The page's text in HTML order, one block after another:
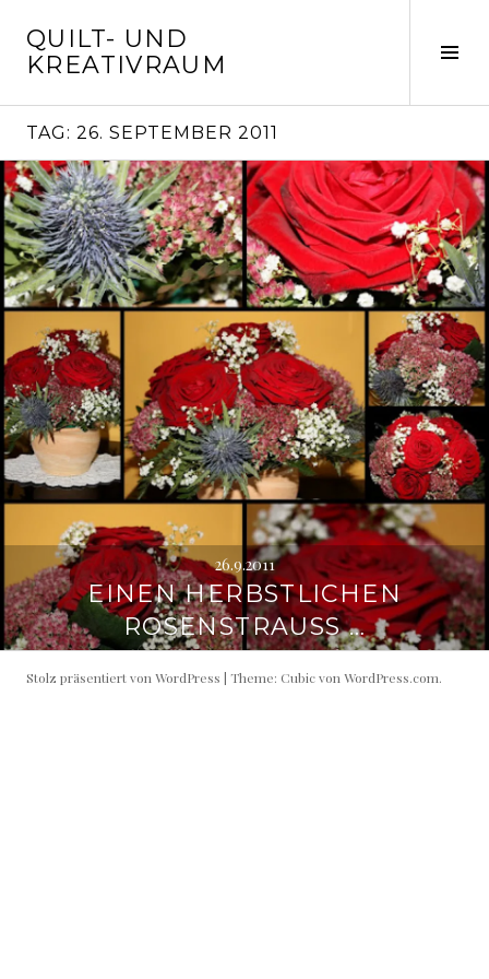
zum
Inhalt
QUILT- UND
KREATIVRAUM
TAG: 26. SEPTEMBER 2011
26.9.2011
EINEN HERBSTLICHEN
ROSENSTRAUSS …
Stolz präsentiert von WordPress | Theme: Cubic von WordPress.com.